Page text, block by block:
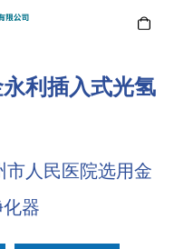
利插入式光氢
市人民医院选用金
器